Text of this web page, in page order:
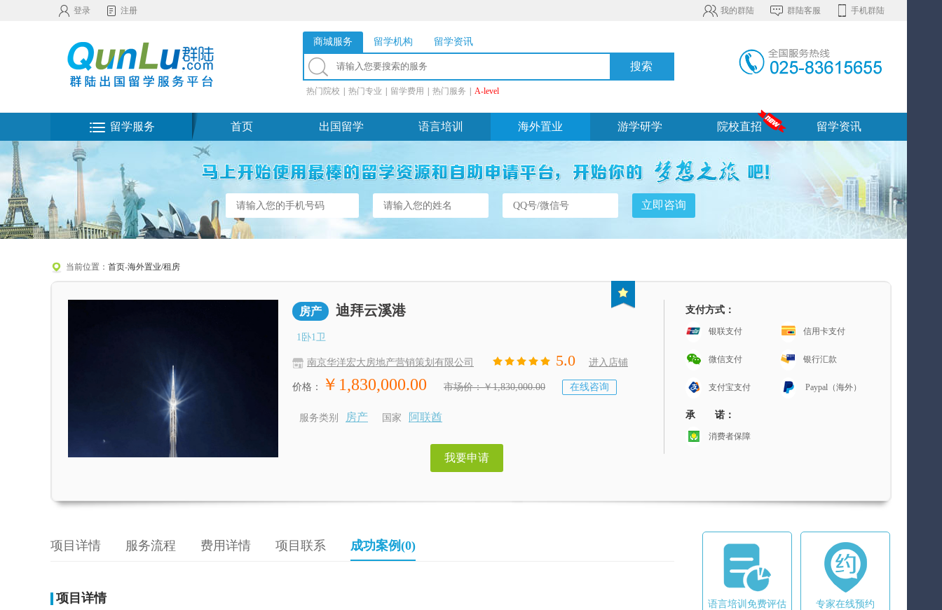
登录 注册 我的群陆 群陆客服 手机群陆
商城服务 留学机构 留学资讯
热门院校 热门专业 留学费用 热门服务 A-level
留学服务 首页 出国留学 语言培训 海外置业 游学研学 院校直招 留学资讯
当前位置： 首页-海外置业/租房
房产 迪拜云溪港
1卧1卫
南京华洋宏大房地产营销策划有限公司 5.0 进入店铺
价格： ￥1,830,000.00 市场价：￥1,830,000.00 在线咨询
服务类别 房产 国家 阿联酋
我要申请
支付方式：
银联支付 信用卡支付
微信支付 银行汇款
支付宝支付 Paypal（海外）
承 诺：
消费者保障
项目详情 服务流程 费用详情 项目联系 成功案例(0)
项目详情 语言培训免费评估 专家在线预约